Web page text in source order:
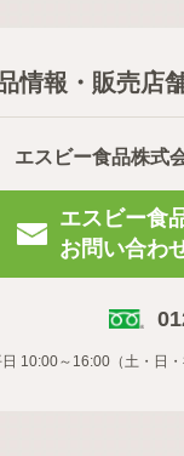
情報・販売店
エスビー食品株式
エスビー食
お問い合わ
10:00～16:00（土・日